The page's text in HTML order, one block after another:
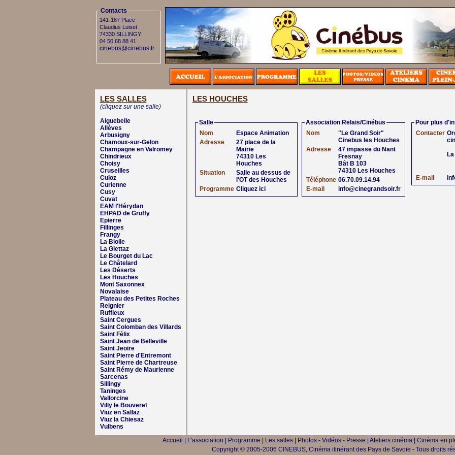
Contacts
141-187 Place
Claudius Luiset
74330 SILLINGY
04 50 68 88 41
cinebus@cinebus.fr
LES SALLES
(cliquez sur une salle)
Aiguebelle
Allèves
Arbusigny
Chamoux-sur-Gelon
Champagne en Valromey
Chindrieux
Choisy
Cruseilles
Culoz
Curienne
Cusy
Cuvat
EAM l'Hérydan
EHPAD de Gruffy
Epierre
Fillinges
Frangy
La Biolle
La Giettaz
Le Bourget du Lac
Le Châtelard
Les Déserts
Les Houches
Mont Saxonnex
Novalaise
Plateau des Petites Roches
Reignier
Ruffieux
Saint Cergues
Saint Colomban des Villards
Saint Félix
Saint Jean de Belleville
Saint Jeoire
Saint Pierre d'Entremont
Saint Pierre de Chartreuse
Saint Rémy de Maurienne
Sarcenas
Sillingy
Taninges
Vallorcine
Villy le Bouveret
Viuz en Sallaz
Viuz la Chiesaz
Vulbens
LES HOUCHES
Salle
Nom
Espace Animation
Adresse
27 place de la
Mairie
74310 Les
Houches
Situation
Salle au dessus de
l'OT des Houches
Programme Cliquez ici
Association Relais/Cinébus
Nom
"Le Grand Soir"
Cinebus les Houches
Adresse
47 impasse du Nant
Fresnay
Bât B 103
74310 Les Houches
Téléphone 06.70.09.14.94
E-mail
info@cinegrandsoir.fr
Pour plus
Contacter
E-mail
Accueil L'association Programme Les salles Photos - Vidéos - Presse Ateliers cinéma Cinéma en
Copyright © 2005-2006 CINEBUS, Cinéma itinérant des Pays de Savoie - Tous droits